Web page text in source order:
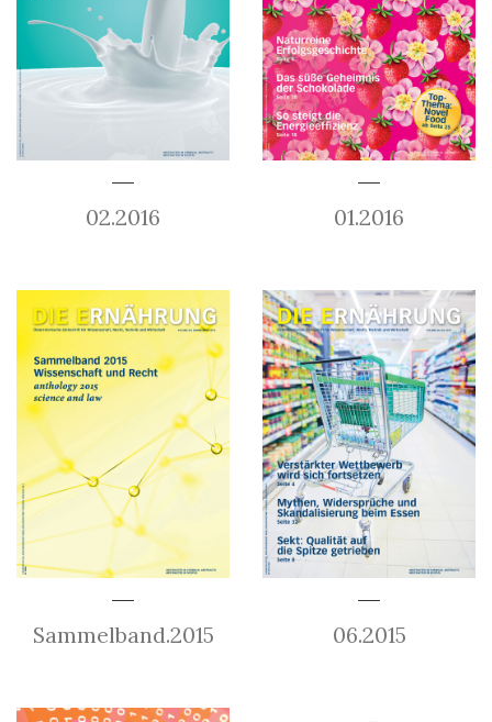
02.2016 01.2016
Sammelband.2015 06.2015